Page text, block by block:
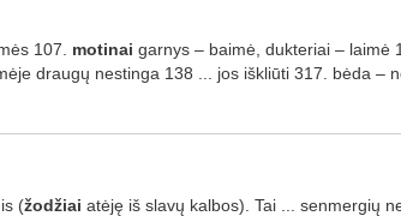
107. motinai garnys – baimė, dukteriai – laimė
draugų nestinga 138 ... jos iškliūti 317. bėda –
(žodžiai atėję iš slavų kalbos). Tai ... senmergių